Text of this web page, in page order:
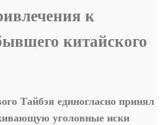
к
китайского
Тайбэя единогласно принял
уголовные иски